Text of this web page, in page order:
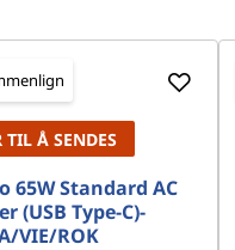
TIL Å SENDES
65W Standard AC
(USB Type-C)-
VIE/ROK